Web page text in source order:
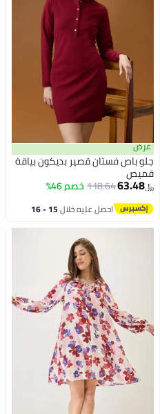
عرض
جلو باص فستان قصير بديكون بياقة
قميص
﷼‏63.48
118.64خصم 46%
احصل عليه خلال 15 - 16